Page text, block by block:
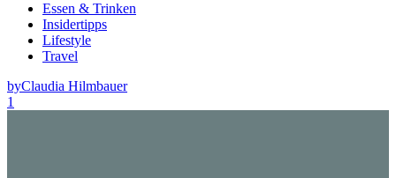
Essen & Trinken
Insidertipps
Lifestyle
Travel
byClaudia Hilmbauer
1